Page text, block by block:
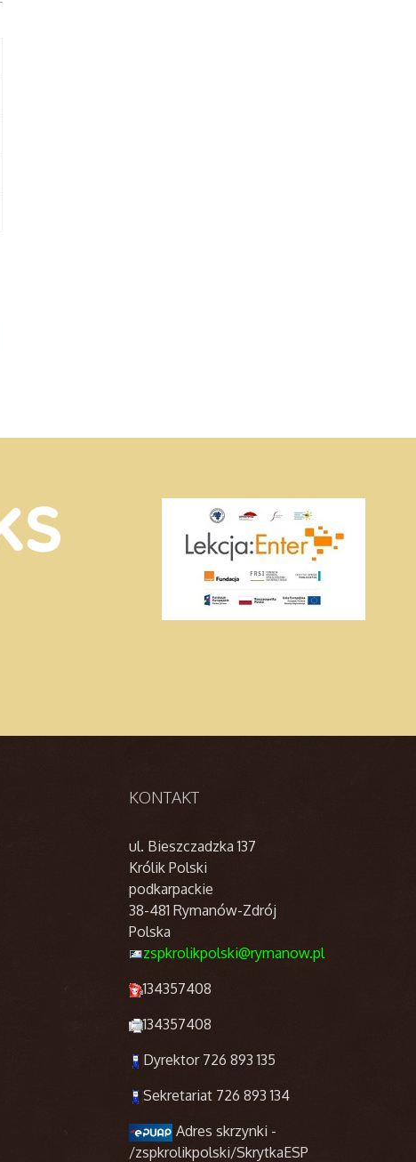
KONTAKT
ul. Bieszczadzka 137
Królik Polski
podkarpackie
38-481 Rymanów-Zdrój
Polska
zspkrolikpolski@rymanow.pl
134357408
134357408
Dyrektor 726 893 135
Sekretariat 726 893 134
Adres skrzynki -
/zspkrolikpolski/SkrytkaESP